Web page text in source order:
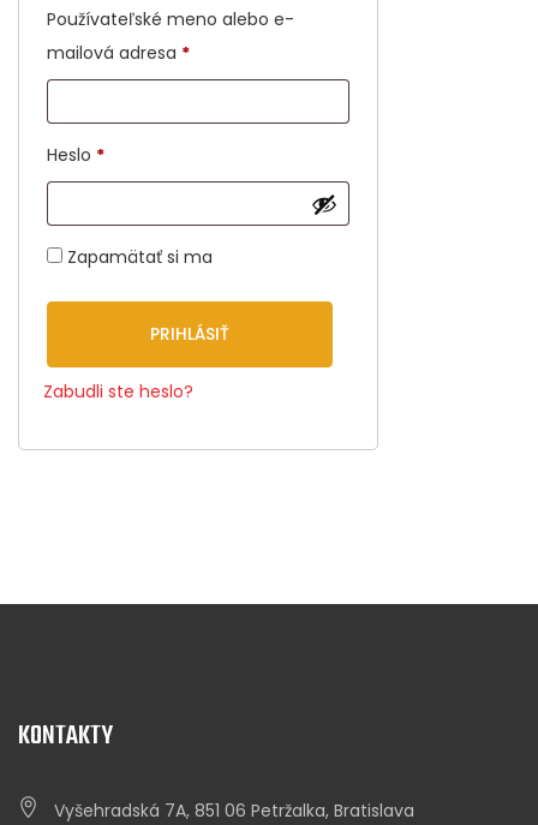
Používateľské meno alebo e-
mailová adresa *
Heslo *
Zapamätať si ma
PRIHLÁSIŤ
Zabudli ste heslo?
KONTAKTY
Vyšehradská 7A, 851 06 Petržalka, Bratislava